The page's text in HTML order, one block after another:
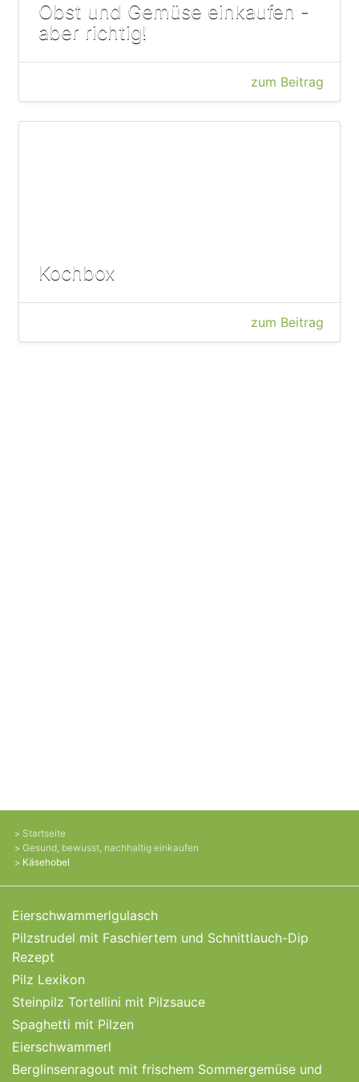
Obst und Gemüse einkaufen -
aber richtig!
zum Beitrag
Kochbox
zum Beitrag
Startseite
Gesund, bewusst, nachhaltig einkaufen
Käsehobel
Eierschwammerlgulasch
Pilzstrudel mit Faschiertem und Schnittlauch-Dip
Rezept
Pilz Lexikon
Steinpilz Tortellini mit Pilzsauce
Spaghetti mit Pilzen
Eierschwammerl
Berglinsenragout mit frischem Sommergemüse und